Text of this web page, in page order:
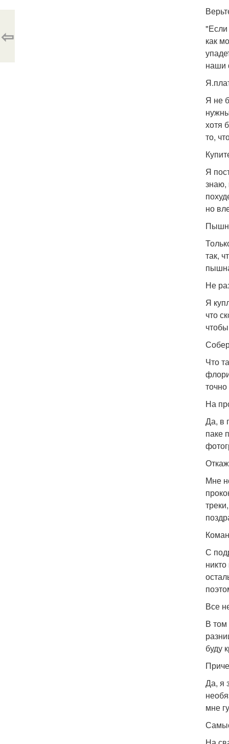
"Если
как
наши
Я не
хотя
то,
Я
знаю,
но
так,
Не
Я
что
Что
На
Да, в
паке
Мне
С
Все
В том
буду
Да, я
мне
⇦